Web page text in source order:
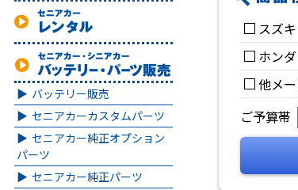
スズキ
ホンダ
他メ
ご予算帯
バッテリー販売
セニアカーカスタムパーツ
セニアカー純正オプション
パーツ
セニアカー純正パーツ